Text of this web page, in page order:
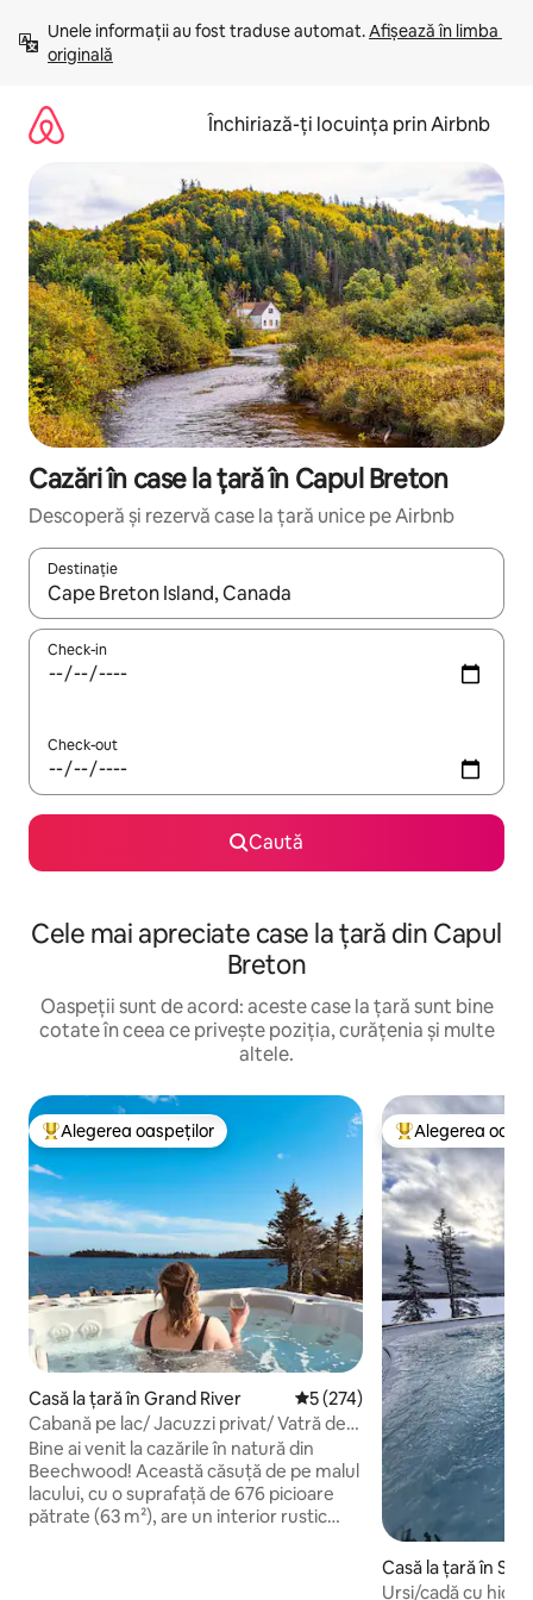
mergi
conținut
Unele informații au fost traduse automat. Afișează în limba
originală
Închiriază-ți locuința prin Airbnb
Cazări în case la țară în Capul Breton
Descoperă și rezervă case la țară unice pe Airbnb
Destinație
Când se încarcă rezultatele, navighează folosind tastele
Check-in
Check-out
Caută
Cele mai apreciate case la țară din Capul
Breton
Oaspeții sunt de acord: aceste case la țară sunt bine
cotate în ceea ce privește poziția, curățenia și multe
altele.
Locuință din topul categoriei Alegerea oaspeților
Alegerea oaspeților
Casă la țară în Grand River Scor mediu de 5 din 5, 274
5 (274)
Cabană pe lac/ Jacuzzi privat/ Vatră de
foc /Caiace /Saună
Bine ai venit la cazările în natură din
Beechwood! Această căsuță de pe malul
lacului, cu o suprafață de 676 picioare
pătrate (63 m²), are un interior rustic
Locuință din
Alegerea
Casă la țară în
Urși/cadă cu